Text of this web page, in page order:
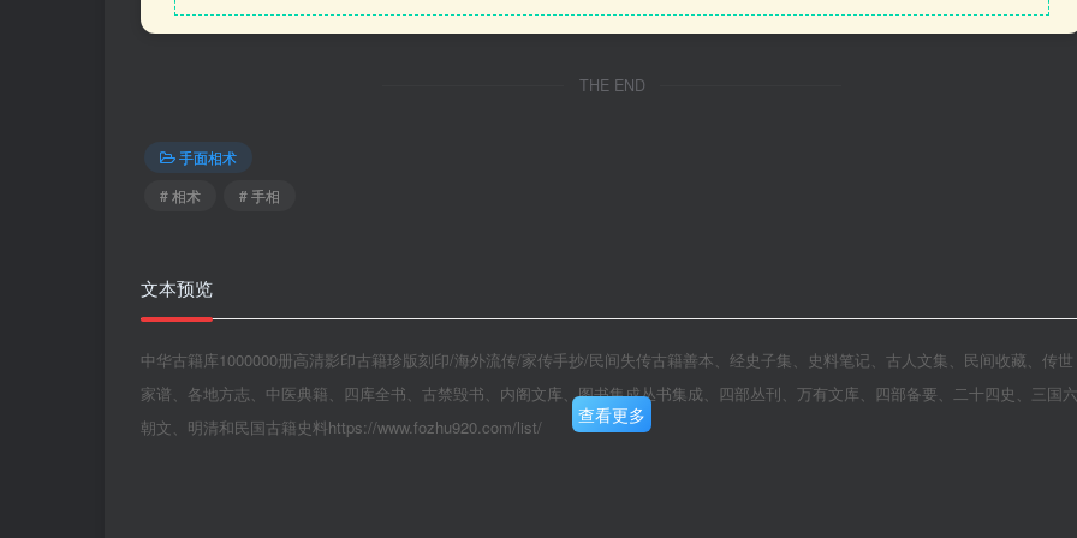
THE END
手面相术
# 相术
# 手相
文本预览
中华古籍库1000000册高清影印古籍珍版刻印/海外流传/家传手抄/民间失传古籍善本、经史子集、史料笔记、古人文集、民间收藏、传世
家谱、各地方志、中医典籍、四库全书、古禁毁书、内阁文库、图书集成丛书集成、四部丛刊、万有文库、四部备要、二十四史、三国六
朝文、明清和民国古籍史料https://www.fozhu920.com/list/
查看更多